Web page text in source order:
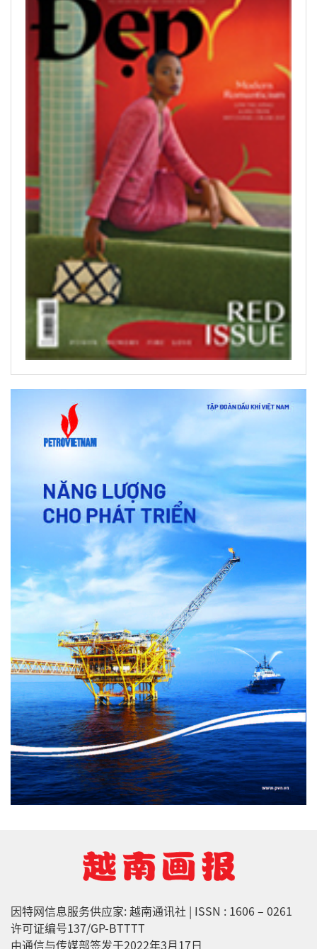
因特网信息服务供应家: 越南通讯社 | ISSN : 1606 – 0261
许可证编号137/GP-BTTTT
由通信与传媒部签发于2022年3月17日